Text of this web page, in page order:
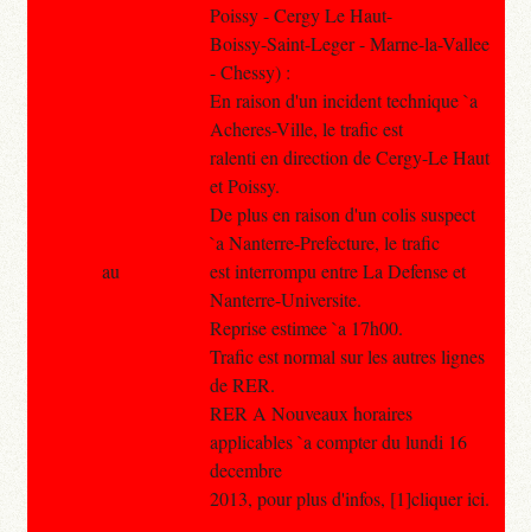
Poissy - Cergy Le Haut-
Boissy-Saint-Leger - Marne-la-Vallee
- Chessy) :
En raison d'un incident technique `a
Acheres-Ville, le trafic est
ralenti en direction de Cergy-Le Haut
et Poissy.
De plus en raison d'un colis suspect
`a Nanterre-Prefecture, le trafic
est interrompu entre La Defense et
Nanterre-Universite.
Reprise estimee `a 17h00.
Trafic est normal sur les autres lignes
de RER.
RER A Nouveaux horaires
applicables `a compter du lundi 16
decembre
2013, pour plus d'infos, [1]cliquer ici.
au